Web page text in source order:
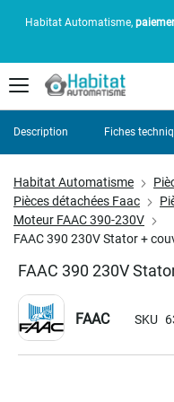
Habitat Automatisme,
Habitat Automatisme
Pièces détachées Faac
Moteur FAAC 390-230V
FAAC 390 230V Stator +
FAAC 390 230V
FAAC SKU
Description Fiches